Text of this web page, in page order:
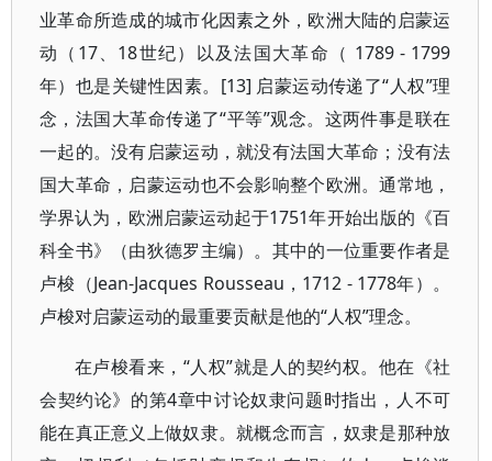
业革命所造成的城市化因素之外，欧洲大陆的启蒙运
动（17、18世纪）以及法国大革命（ 1789 - 1799
年）也是关键性因素。[13] 启蒙运动传递了“人权”理
念，法国大革命传递了“平等”观念。这两件事是联在
一起的。没有启蒙运动，就没有法国大革命；没有法
国大革命，启蒙运动也不会影响整个欧洲。通常地，
学界认为，欧洲启蒙运动起于1751年开始出版的《百
科全书》（由狄德罗主编）。其中的一位重要作者是
卢梭（Jean-Jacques Rousseau，1712 - 1778年）。
卢梭对启蒙运动的最重要贡献是他的“人权”理念。
在卢梭看来，“人权”就是人的契约权。他在《社
会契约论》的第4章中讨论奴隶问题时指出，人不可
能在真正意义上做奴隶。就概念而言，奴隶是那种放